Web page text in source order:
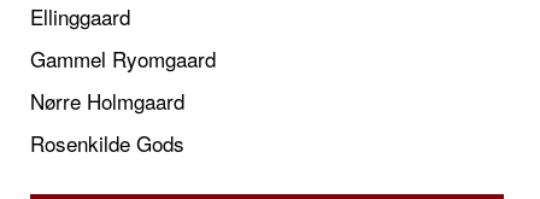
Ellinggaard
Gammel Ryomgaard
Nørre Holmgaard
Rosenkilde Gods